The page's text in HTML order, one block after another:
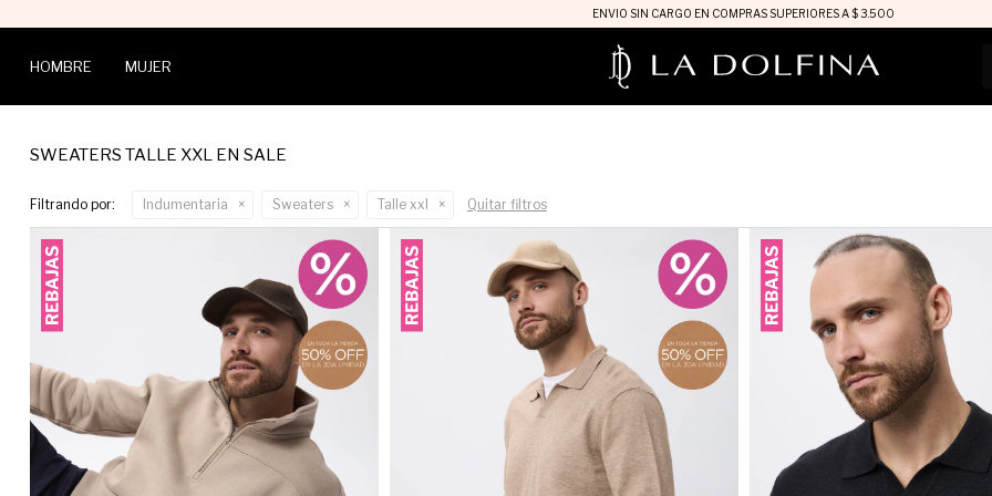
ENVIO SIN CARGO EN COMPRAS SUPERIORES A $ 3.500
HOMBRE MUJER
SWEATERS TALLE XXL EN SALE
Filtrando por: Indumentaria Sweaters Talle xxl Quitar filtros